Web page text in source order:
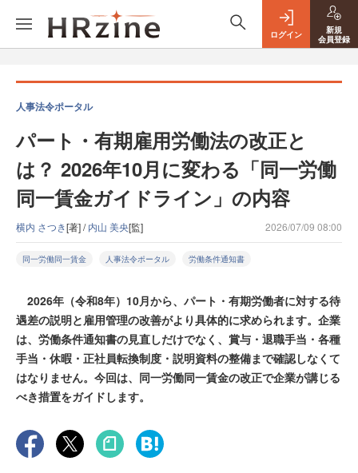
ログイン
新規
会員登録
人事法令ポータル
パート・有期雇用労働法の改正と
は？ 2026年10月に変わる「同一労働
同一賃金ガイドライン」の内容
横内 さつき[著] /内山 美央[監] 2026/07/09 08:00
同一労働同一賃金 人事法令ポータル 労働条件通知書
2026年（令和8年）10月から、パート・有期労働者に対する待
遇差の説明と雇用管理の改善がより具体的に求められます。企業
は、労働条件通知書の見直しだけでなく、賞与・退職手当・各種
手当・休暇・正社員転換制度・説明資料の整備まで確認しなくて
はなりません。今回は、同一労働同一賃金の改正で企業が講じる
べき措置をガイドします。